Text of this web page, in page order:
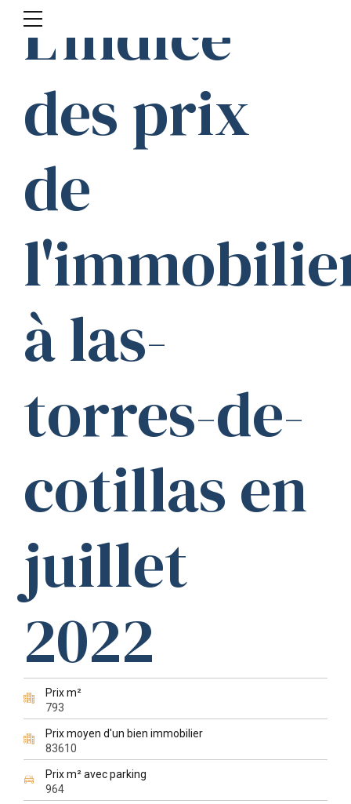
L'indice
des prix
de
à las-
torres-de-
cotillas en
juillet
2022
Prix m²
793
Prix moyen d'un bien immobilier
83610
Prix m² avec parking
964